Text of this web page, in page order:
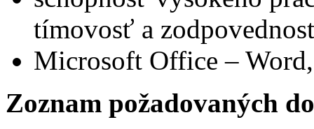
tímovosť a
Microsoft Office –
Zoznam požadovaných